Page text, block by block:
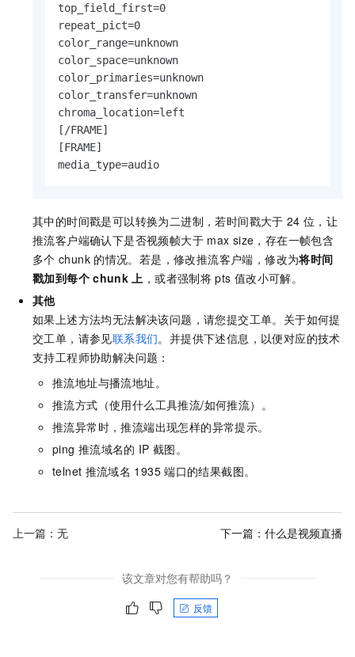
top_field_first=0
repeat_pict=0
color_range=unknown
color_space=unknown
color_primaries=unknown
color_transfer=unknown
chroma_location=left
[/FRAME]
[FRAME]
media_type=audio
其中的时间戳是可以转换为二进制，若时间戳大于 24 位，让
推流客户端确认下是否视频帧大于 max size，存在一帧包含
多个 chunk 的情况。若是，修改推流客户端，修改为将时间
戳加到每个 chunk 上 ，或者强制将 pts 值改小可解。
其他
如果上述方法均无法解决该问题，请您提交工单。关于如何提
交工单，请参见联系我们。 并提供下述信息，以便对应的技术
支持工程师协助解决问题：
推流地址与播流地址。
推流方式（使用什么工具推流/如何推流）。
推流异常时，推流端出现怎样的异常提示。
ping 推流域名的 IP 截图。
telnet 推流域名 1935 端口的结果截图。
上一篇：无 下一篇： 什么是视频直播
该文章对您有帮助吗？
反馈